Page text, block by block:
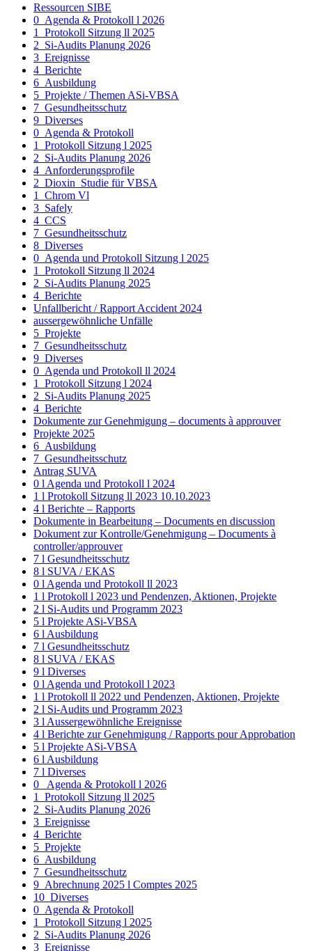
Ressourcen SIBE
0_Agenda & Protokoll l 2026
1_Protokoll Sitzung ll 2025
2_Si-Audits Planung 2026
3_Ereignisse
4_Berichte
6_Ausbildung
5_Projekte / Themen ASi-VBSA
7_Gesundheitsschutz
9_Diverses
0_Agenda & Protokoll
1_Protokoll Sitzung l 2025
2_Si-Audits Planung 2026
4_Anforderungsprofile
2_Dioxin_Studie für VBSA
1_Chrom Vl
3_Safely
4_CCS
7_Gesundheitsschutz
8_Diverses
0_Agenda und Protokoll Sitzung l 2025
1_Protokoll Sitzung ll 2024
2_Si-Audits Planung 2025
4_Berichte
Unfallbericht / Rapport Accident 2024
aussergewöhnliche Unfälle
5_Projekte
7_Gesundheitsschutz
9_Diverses
0_Agenda und Protokoll ll 2024
1_Protokoll Sitzung l 2024
2_Si-Audits Planung 2025
4_Berichte
Dokumente zur Genehmigung – documents à approuver
Projekte 2025
6_Ausbildung
7_Gesundheitsschutz
Antrag SUVA
0 l Agenda und Protokoll l 2024
1 l Protokoll Sitzung ll 2023 10.10.2023
4 l Berichte – Rapports
Dokumente in Bearbeitung – Documents en discussion
Dokument zur Kontrolle/Genehmigung – Documents à
controller/approuver
7 l Gesundheitsschutz
8 l SUVA / EKAS
0 l Agenda und Protokoll ll 2023
1 l Protokoll l 2023 und Pendenzen, Aktionen, Projekte
2 l Si-Audits und Programm 2023
5 l Projekte ASi-VBSA
6 l Ausbildung
7 l Gesundheitsschutz
8 l SUVA / EKAS
9 l Diverses
0 l Agenda und Protokoll l 2023
1 l Protokoll ll 2022 und Pendenzen, Aktionen, Projekte
2 l Si-Audits und Programm 2023
3 l Aussergewöhnliche Ereignisse
4 l Berichte zur Genehmigung / Rapports pour Approbation
5 l Projekte ASi-VBSA
6 l Ausbildung
7 l Diverses
0_ Agenda & Protokoll l 2026
1_Protokoll Sitzung ll 2025
2_Si-Audits Planung 2026
3_Ereignisse
4_Berichte
5_Projekte
6_Ausbildung
7_Gesundheitsschutz
9_Abrechnung 2025 l Comptes 2025
10_Diverses
0_Agenda & Protokoll
1_Protokoll Sitzung l 2025
2_Si-Audits Planung 2026
3_Ereignisse